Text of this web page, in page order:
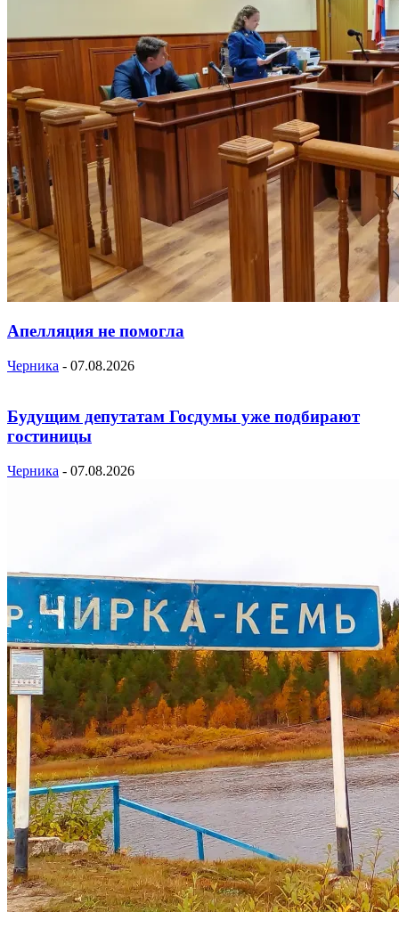
Апелляция не помогла
Черника - 07.08.2026
Будущим депутатам Госдумы уже подбирают
гостиницы
Черника - 07.08.2026